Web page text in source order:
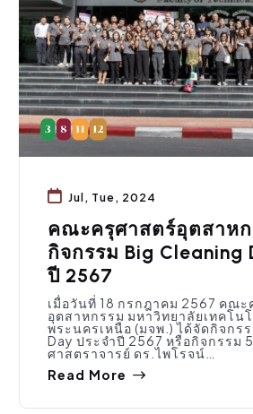
Jul, Tue, 2024
คณะครุศาสตร์อุตสาห
กิจกรรม Big Cleaning
ปี 2567
เมื่อวันที่ 18 กรกฎาคม 2567 คณะ
อุตสาหกรรม มหาวิทยาลัยเทคโน
พระนครเหนือ (มจพ.) ได้จัดกิจกร
Day ประจำปี 2567 หรือกิจกรรม
ศาสตราจารย์ ดร.ไพโรจน์…
Read More